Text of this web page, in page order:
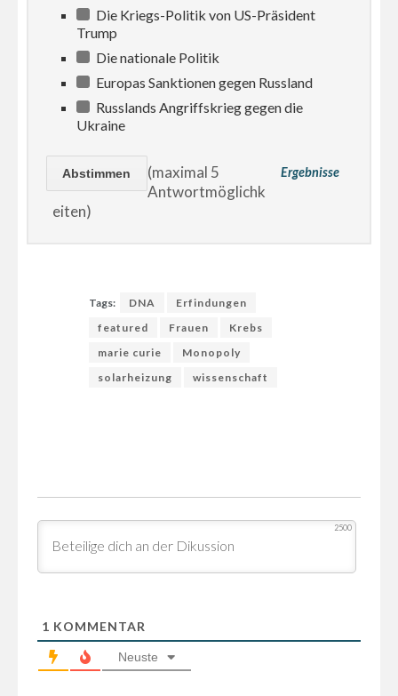
Die Kriegs-Politik von US-Präsident
Trump
Die nationale Politik
Europas Sanktionen gegen Russland
Russlands Angriffskrieg gegen die
Ukraine
Ergebnisse
(maximal 5
Antwortmöglichk
eiten)
Tags: DNA
Erfindungen
featured
Frauen
Krebs
marie curie
Monopoly
solarheizung
wissenschaft
2500
1 KOMMENTAR
Neuste